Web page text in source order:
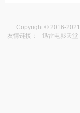
Copyright © 2016-2021
友情链接：
迅雷电影天堂